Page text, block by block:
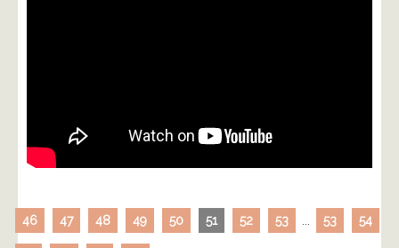
46 47 48 49 50 51 52 53 53 54